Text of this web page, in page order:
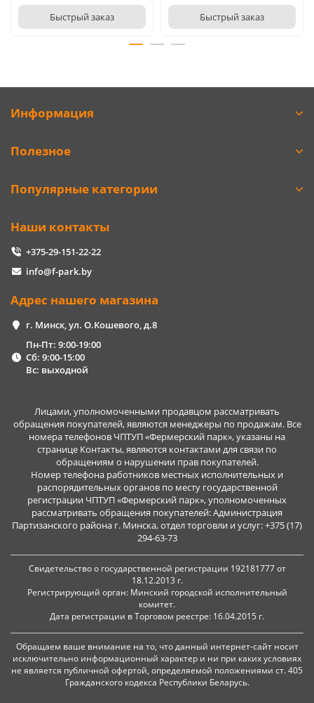
Быстрый заказ Быстрый заказ
Информация
Полезное
Популярные категории
Наши контакты
+375-29-151-22-22
info@f-park.by
Адрес нашего магазина
г. Минск, ул. О.Кошевого, д.8
Пн-Пт: 9:00-19:00
Сб: 9:00-15:00
Вс: выходной
Лицами, уполномоченными продавцом рассматривать
обращения покупателей, являются менеджеры по продажам. Все
номера телефонов ЧПТУП «Фермерский парк», указаны на
странице Контакты, являются контактами для связи по
обращениям о нарушении прав покупателей.
Номер телефона работников местных исполнительных и
распорядительных органов по месту государственной
регистрации ЧПТУП «Фермерский парк», уполномоченных
рассматривать обращения покупателей: Администрация
Партизанского района г. Минска, отдел торговли и услуг: +375 (17)
294-63-73
Свидетельство о государственной регистрации 192181777 от
18.12.2013 г.
Регистрирующий орган: Минский городской исполнительный
комитет.
Дата регистрации в Торговом реестре: 16.04.2015 г.
Обращаем ваше внимание на то, что данный интернет-сайт носит
исключительно информационный характер и ни при каких условиях
не является публичной офертой, определяемой положениями ст. 405
Гражданского кодекса Республики Беларусь.